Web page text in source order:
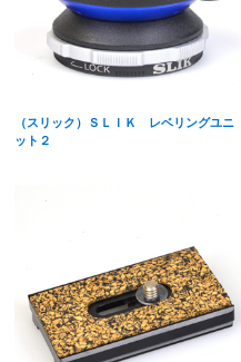
（スリック）ＳＬＩＫ レベリングユニ
ット２